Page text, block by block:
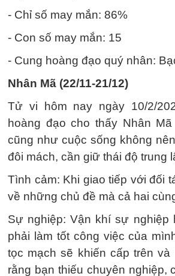
- Chỉ số may mắn: 86%
- Con số may mắn: 15
- Cung hoàng đạo quý nhân:
Nhân Mã (22/11-21/12)
Tử vi hôm nay ngày 10/2/
hoàng đạo cho thấy Nhân
cũng như cuộc sống không
đôi mách, cần giữ thái độ trung
Tình cảm: Khi giao tiếp với đối
về những chủ đề mà cả hai
Sự nghiệp: Vận khí sự nghiệp
phải làm tốt công việc của
tọc mạch sẽ khiến cấp trên và
rằng bạn thiếu chuyên nghiệp,